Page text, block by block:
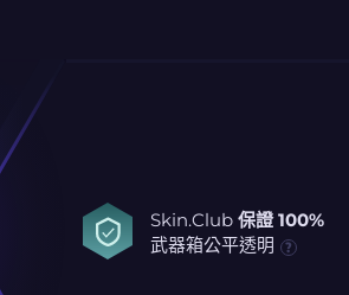
Skin.Club 保證 100%
武器箱公平透明